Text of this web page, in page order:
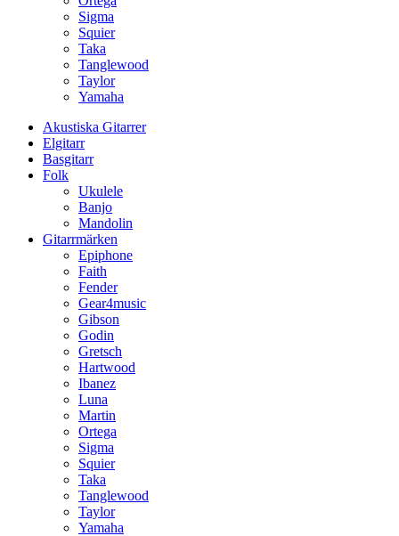
Sigma
Squier
Taka
Tanglewood
Taylor
Yamaha
Akustiska Gitarrer
Elgitarr
Basgitarr
Folk
Ukulele
Banjo
Mandolin
Gitarrmärken
Epiphone
Faith
Fender
Gear4music
Gibson
Godin
Gretsch
Hartwood
Ibanez
Luna
Martin
Ortega
Sigma
Squier
Taka
Tanglewood
Taylor
Yamaha